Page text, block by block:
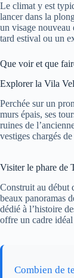
Le climat y est
lancer dans la
un visage nouveau
tard estival ou un
Que voir et que
Explorer la Vila
Perchée sur un
murs épais, ses
ruines de
vestiges chargés
Visiter le phare de
Construit au début
beaux panoramas
dédié à l’histoire
offre un cadre
Combien de